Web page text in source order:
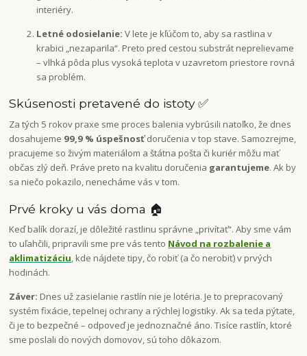
interiéry.
Letné odosielanie: V lete je kľúčom to, aby sa rastlina v
krabici „nezaparila“. Preto pred cestou substrát neprelievame
– vlhká pôda plus vysoká teplota v uzavretom priestore rovná
sa problém.
Skúsenosti pretavené do istoty ✅
Za tých 5 rokov praxe sme proces balenia vybrúsili natoľko, že dnes
dosahujeme 99,9 % úspešnosťdoručenia v top stave. Samozrejme,
pracujeme so živým materiálom a štátna pošta či kuriér môžu mať
občas zlý deň. Práve preto na kvalitu doručenia garantujeme. Ak by
sa niečo pokazilo, nenecháme vás v tom.
Prvé kroky u vás doma 🏠
Keď balík dorazí, je dôležité rastlinu správne „privítať“. Aby sme vám
to uľahčili, pripravili sme pre vás tento Návod na rozbalenie a
aklimatizáciu, kde nájdete tipy, čo robiť (a čo nerobiť) v prvých
hodinách.
Záver: Dnes už zasielanie rastlín nie je lotéria. Je to prepracovaný
systém fixácie, tepelnej ochrany a rýchlej logistiky. Ak sa teda pýtate,
či je to bezpečné – odpoveď je jednoznačné áno. Tisíce rastlín, ktoré
sme poslali do nových domovov, sú toho dôkazom.